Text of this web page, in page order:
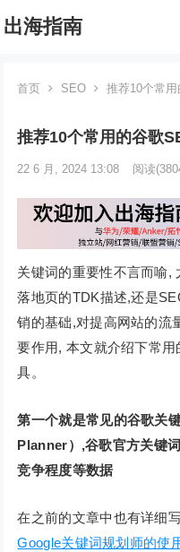
出海指南
首页 SEO 推荐10个常
推荐10个常用的谷歌
22 6 月, 2024 13:08 阅读
关键词的重要性不言而喻,
落地页的TDK描述,还是
销的基础,对提高网站的流
要作用, 本文就介绍下常
具。
第一个就是常见的谷歌关
Planner）,谷歌官方关键
竞争程度等数据
在之前的文章中也有详细
Google关键词规划师的使